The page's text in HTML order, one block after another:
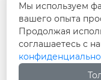
ООО Синьцзян
Каталог
Главная
Мы используем
вашего опыта
Продолжая
соглашаетесь с